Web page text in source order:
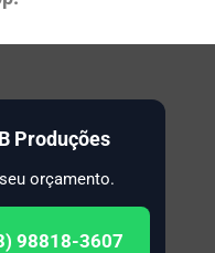
Produções
orçamento.
98818-3607